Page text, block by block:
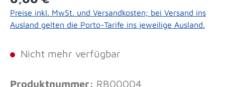
Preise inkl. MwSt. und Versandkosten; bei Versand ins
Ausland gelten die Porto-Tarife ins jeweilige Ausland.
Nicht mehr verfügbar
Produktnummer: RB00004